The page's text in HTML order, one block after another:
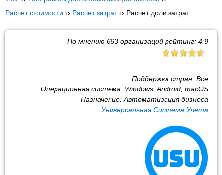
Расчет стоимости ›› Расчет затрат›› Расчет доли затрат
По мнению 663организаций рейтинг: 4.9
Поддержка стран: Все
Операционная система: Windows, Android, macOS
Назначение: Автоматизация бизнеса
Универсальная Система Учета